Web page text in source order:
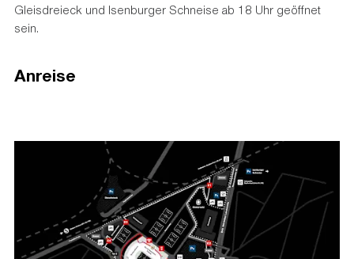
Gleisdreieck und Isenburger Schneise ab 18 Uhr geöffnet
sein.
Anreise